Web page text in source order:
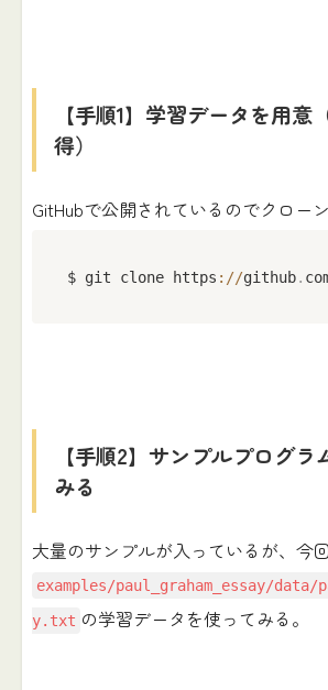
【手順1】学習データを用意
得）
GitHubで公開されているのでクロー
$ git clone https : //github.
【手順2】サンプルプログラ
みる
大量のサンプルが入っているが、今
examples/paul_graham_essay/data/
y.txt の学習データを使ってみる。